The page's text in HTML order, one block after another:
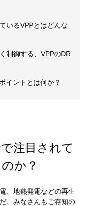
いるVPPとはどんな
制御する、VPPのDR
イントとは何か？
注目されて
か？
、地熱発電などの再生
、みなさんもご存知の